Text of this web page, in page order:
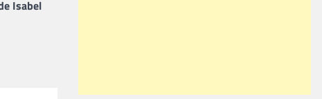
Isabel